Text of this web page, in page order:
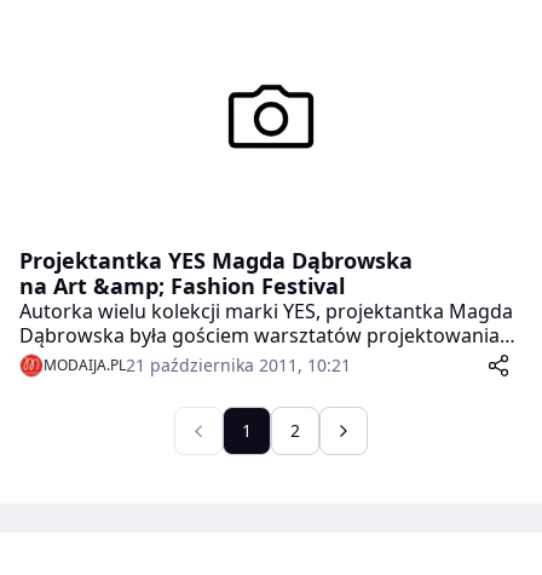
Projektantka YES Magda Dąbrowska
na Art &amp; Fashion Festival
Autorka wielu kolekcji marki YES, projektantka Magda
Dąbrowska była gościem warsztatów projektowania
biżuterii – Fashion Jewellery. Została zaproszona przez
organizatorów festiwalu, by podzielić się z
uczestnikami warsztatów swoimi przemyśleniami na
temat roli design’u i wzornictwa w projektowaniu
MODAIJA.PL21 października 2011, 10:21
1 2